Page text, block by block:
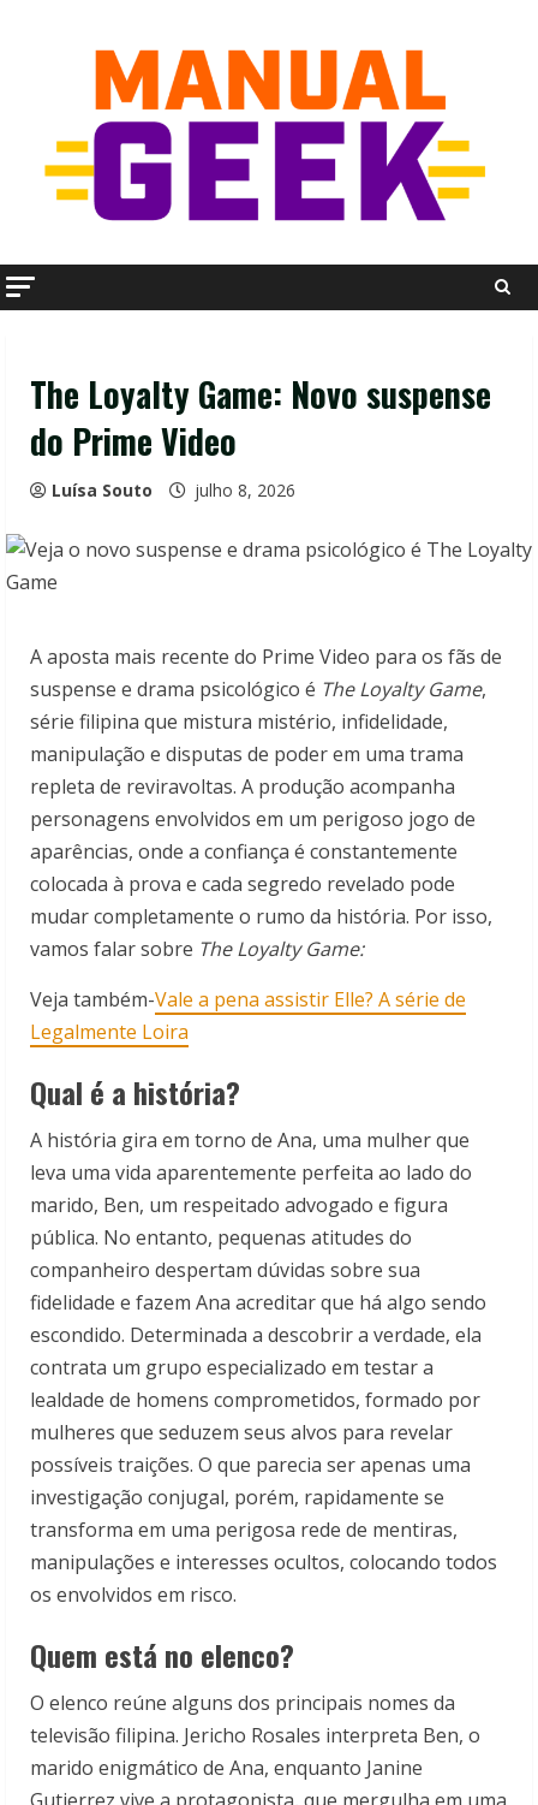
The Loyalty Game: Novo suspense
do Prime Video
Luísa Souto julho 8, 2026
A aposta mais recente do Prime Video para os fãs de
suspense e drama psicológico é The Loyalty Game,
série filipina que mistura mistério, infidelidade,
manipulação e disputas de poder em uma trama
repleta de reviravoltas. A produção acompanha
personagens envolvidos em um perigoso jogo de
aparências, onde a confiança é constantemente
colocada à prova e cada segredo revelado pode
mudar completamente o rumo da história. Por isso,
vamos falar sobre The Loyalty Game:
Veja também-Vale a pena assistir Elle? A série de
Legalmente Loira
Qual é a história?
A história gira em torno de Ana, uma mulher que
leva uma vida aparentemente perfeita ao lado do
marido, Ben, um respeitado advogado e figura
pública. No entanto, pequenas atitudes do
companheiro despertam dúvidas sobre sua
fidelidade e fazem Ana acreditar que há algo sendo
escondido. Determinada a descobrir a verdade, ela
contrata um grupo especializado em testar a
lealdade de homens comprometidos, formado por
mulheres que seduzem seus alvos para revelar
possíveis traições. O que parecia ser apenas uma
investigação conjugal, porém, rapidamente se
transforma em uma perigosa rede de mentiras,
manipulações e interesses ocultos, colocando todos
os envolvidos em risco.
Quem está no elenco?
O elenco reúne alguns dos principais nomes da
televisão filipina. Jericho Rosales interpreta Ben, o
marido enigmático de Ana, enquanto Janine